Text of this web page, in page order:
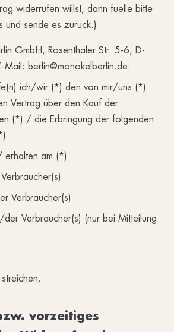
widerrufen willst, dann fuelle bitte
und sende es zurück.)
GmbH, Rosenthaler Str. 5-6, D-
Mail: berlin@monokelberlin.de:
ich/wir (*) den von mir/uns (*)
Vertrag über den Kauf der
(*) / die Erbringung der folgenden
erhalten am (*)
Verbraucher(s)
Verbraucher(s) (nur bei Mitteilung
vorzeitiges